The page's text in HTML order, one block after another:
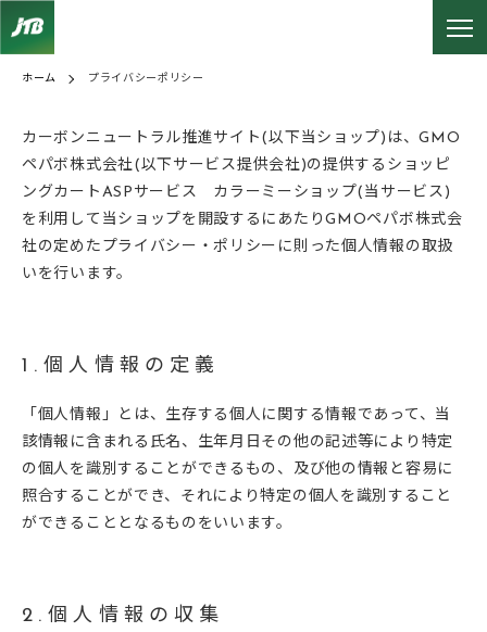
ホーム プライバシーポリシー
カーボンニュートラル推進サイト(以下当ショップ)は、GMO
ペパボ株式会社(以下サービス提供会社)の提供するショッピ
ングカートASPサービス カラーミーショップ (当サービス)
を利用して当ショップを開設するにあたりGMOペパボ株式会
社の定めた プライバシー・ポリシー に則った個人情報の取扱
いを行います。
1.個人情報の定義
「個人情報」とは、生存する個人に関する情報であって、当
該情報に含まれる氏名、生年月日その他の記述等により特定
の個人を識別することができるもの、及び他の情報と容易に
照合することができ、それにより特定の個人を識別すること
ができることとなるものをいいます。
2.個人情報の収集